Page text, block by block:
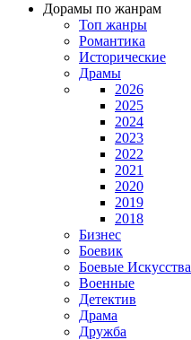
Дорамы по жанрам
Топ жанры
Романтика
Исторические
Драмы
2026
2025
2024
2023
2022
2021
2020
2019
2018
Бизнес
Боевик
Боевые Искусства
Военные
Детектив
Драма
Дружба